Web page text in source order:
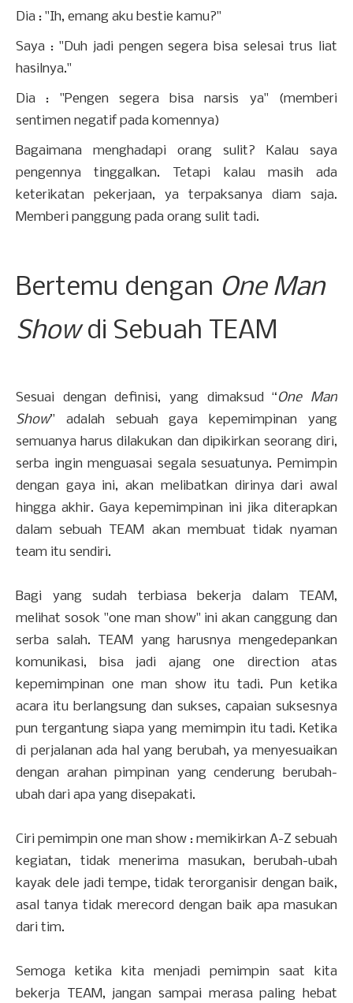
Dia : "Ih, emang aku bestie kamu?"
Saya : "Duh jadi pengen segera bisa selesai trus liat
hasilnya."
Dia : "Pengen segera bisa narsis ya" (memberi
sentimen negatif pada komennya)
Bagaimana menghadapi orang sulit? Kalau saya
pengennya tinggalkan. Tetapi kalau masih ada
keterikatan pekerjaan, ya terpaksanya diam saja.
Memberi panggung pada orang sulit tadi.
Bertemu dengan One Man
Showdi Sebuah TEAM
Sesuai dengan definisi, yang dimaksud “One Man
Show” adalah sebuah gaya kepemimpinan yang
semuanya harus dilakukan dan dipikirkan seorang diri,
serba ingin menguasai segala sesuatunya. Pemimpin
dengan gaya ini, akan melibatkan dirinya dari awal
hingga akhir. Gaya kepemimpinan ini jika diterapkan
dalam sebuah TEAM akan membuat tidak nyaman
team itu sendiri.
Bagi yang sudah terbiasa bekerja dalam TEAM,
melihat sosok "one man show" ini akan canggung dan
serba salah. TEAM yang harusnya mengedepankan
komunikasi, bisa jadi ajang one direction atas
kepemimpinan one man show itu tadi. Pun ketika
acara itu berlangsung dan sukses, capaian suksesnya
pun tergantung siapa yang memimpin itu tadi. Ketika
di perjalanan ada hal yang berubah, ya menyesuaikan
dengan arahan pimpinan yang cenderung berubah-
ubah dari apa yang disepakati.
Ciri pemimpin one man show : memikirkan A-Z sebuah
kegiatan, tidak menerima masukan, berubah-ubah
kayak dele jadi tempe, tidak terorganisir dengan baik,
asal tanya tidak merecord dengan baik apa masukan
dari tim.
Semoga ketika kita menjadi pemimpin saat kita
bekerja TEAM, jangan sampai merasa paling hebat